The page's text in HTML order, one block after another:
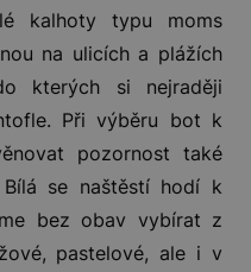
kalhoty typu moms
na ulicích a plážích
kterých si nejraději
Při výběru bot k
pozornost také
se naštěstí hodí k
bez obav vybírat z
pastelové, ale i v